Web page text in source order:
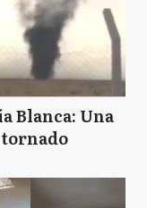
Blanca: Una